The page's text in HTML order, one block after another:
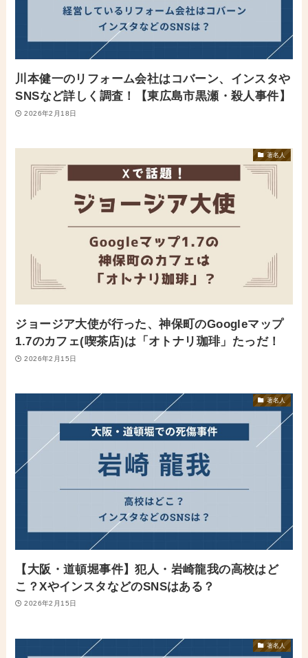
川本健一のリフォーム会社はコバーン、インスタや
SNSなど詳しく調査！【東広島市黒瀬・殺人事件】
2026年2月18日
著名人
ジョージア大使が行った、神保町のGoogleマップ
1.7のカフェ(喫茶店)は「オトナリ珈琲」たっだ！
2026年2月15日
著名人
【大阪・道頓堀事件】犯人・岩崎龍我の高校はど
こ？XやインスタなどのSNSはある？
2026年2月15日
著名人